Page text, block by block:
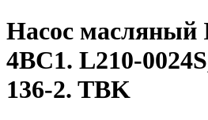
Насос масляный
4BC1. L210-
136-2. TBK